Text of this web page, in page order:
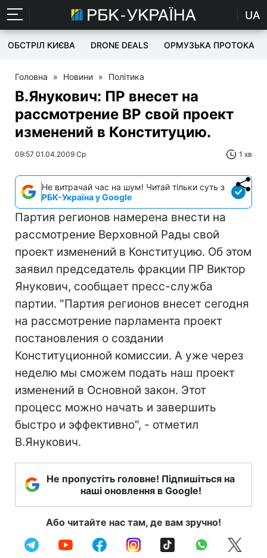
UA
ОБСТРІЛ КИЄВА DRONE DEALS ОРМУЗЬКА ПРОТОКА
Головна » Новини » Політика
В.Янукович: ПР внесет на
рассмотрение ВР свой проект
изменений в Конституцию.
09:57 01.04.2009 Ср 1 хв
Не витрачай час на шум! Читай тільки суть з
РБК-Україна у Google
Партия регионов намерена внести на
рассмотрение Верховной Рады свой
проект изменений в Конституцию. Об этом
заявил председатель фракции ПР Виктор
Янукович, сообщает пресс-служба
партии. "Партия регионов внесет сегодня
на рассмотрение парламента проект
постановления о создании
Конституционной комиссии. А уже через
неделю мы сможем подать наш проект
изменений в Основной закон. Этот
процесс можно начать и завершить
быстро и эффективно", - отметил
В.Янукович.
Не пропустіть головне! Підпишіться на
наші оновлення в Google!
Або читайте нас там, де вам зручно!